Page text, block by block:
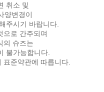
취소 및
양변경이
주시기 바랍니다.
으로 간주되며
의 슈즈는
불가능합니다.
준약관에 따릅니다.